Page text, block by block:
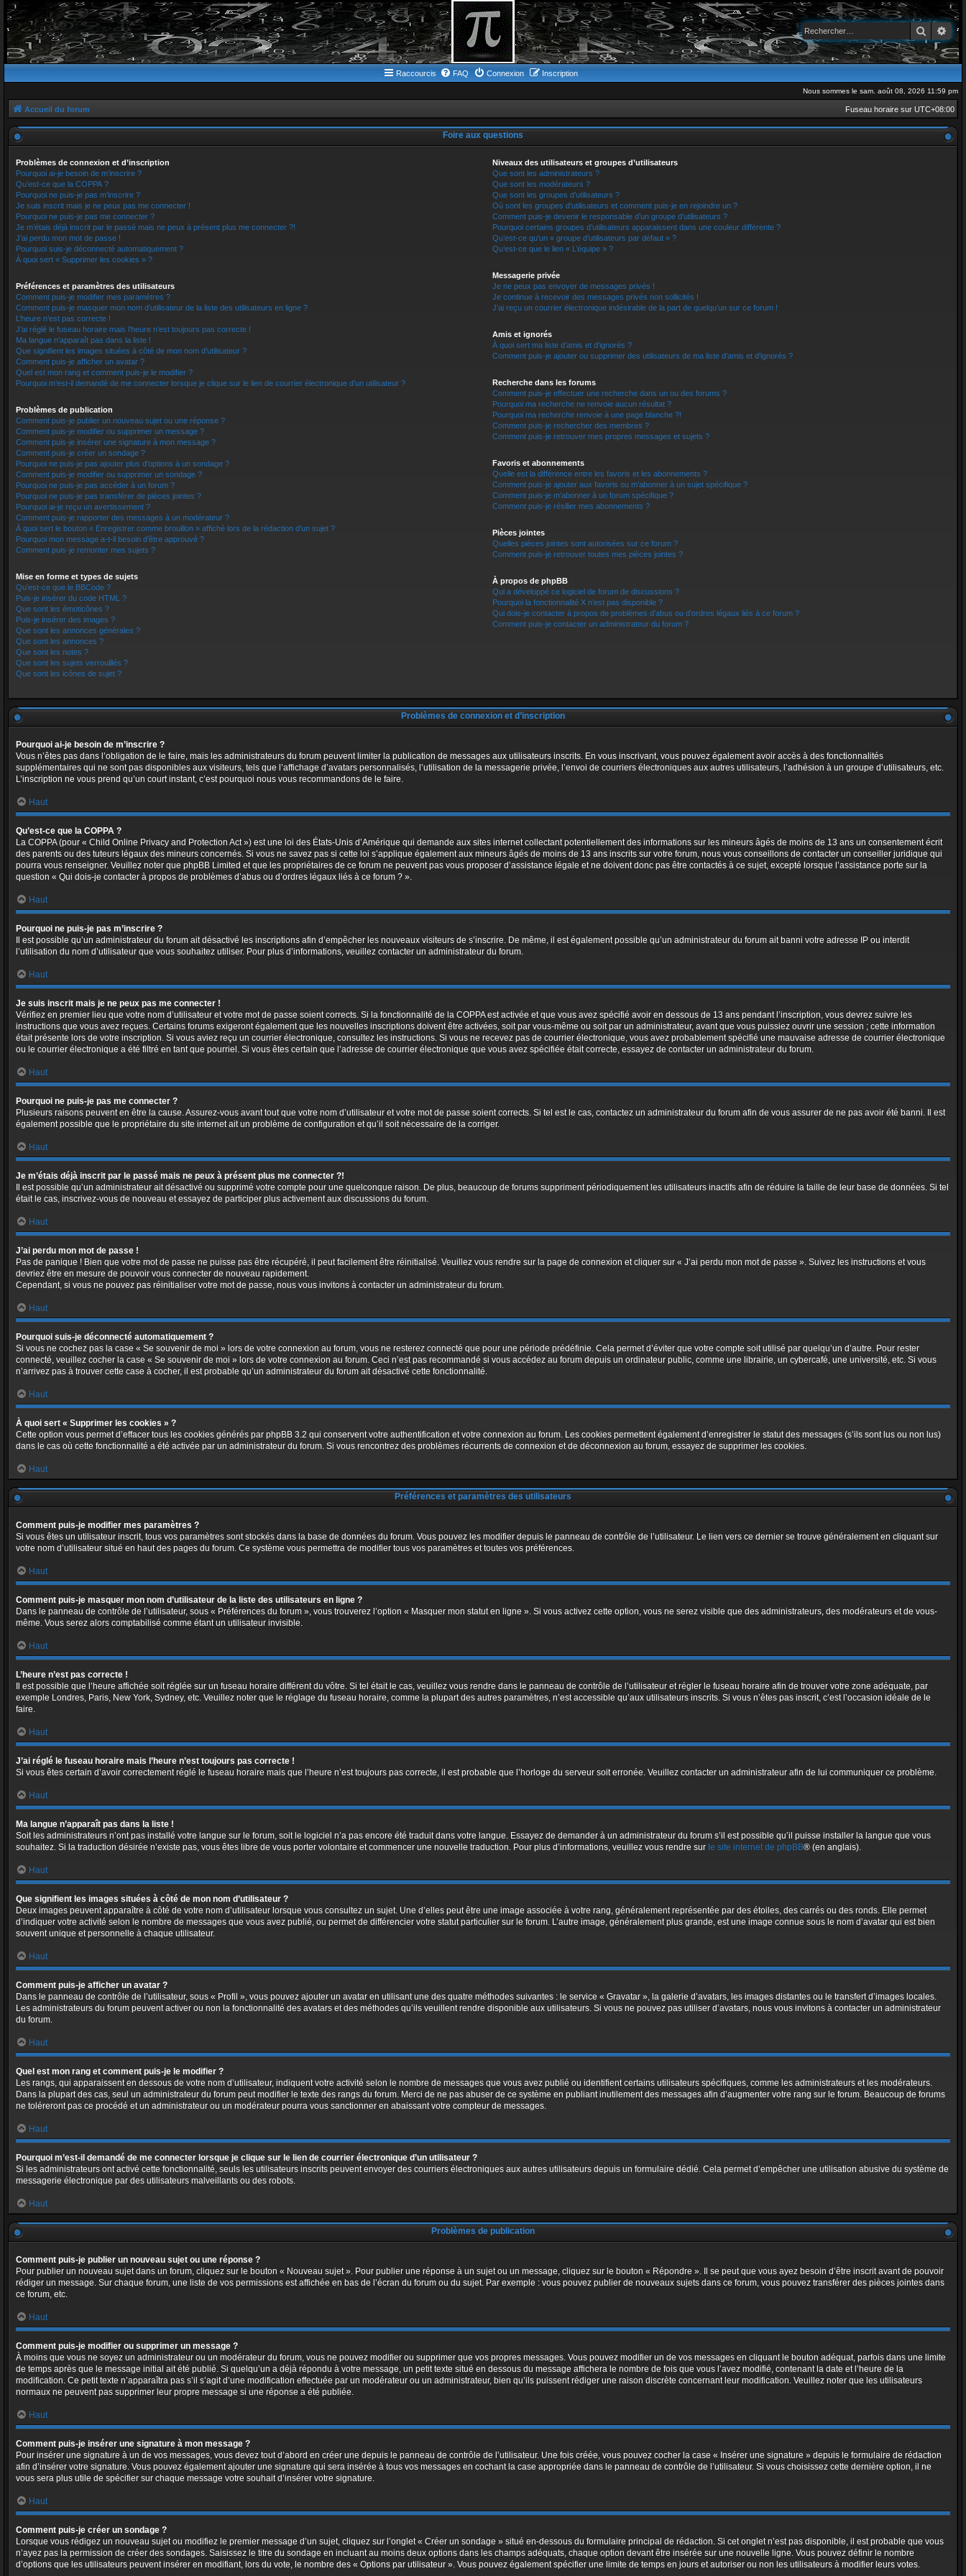
Raccourcis FAQ Connexion Inscription
Nous sommes le sam. août 08, 2026 11:59 pm
Accueil du forum Fuseau horaire sur UTC+08:00
Foire aux questions
Problèmes de connexion et d’inscription
Pourquoi ai-je besoin de m’inscrire ?
Qu’est-ce que la COPPA ?
Pourquoi ne puis-je pas m’inscrire ?
Je suis inscrit mais je ne peux pas me connecter !
Pourquoi ne puis-je pas me connecter ?
Je m’étais déjà inscrit par le passé mais ne peux à présent plus me connecter ?!
J’ai perdu mon mot de passe !
Pourquoi suis-je déconnecté automatiquement ?
À quoi sert « Supprimer les cookies » ?
Préférences et paramètres des utilisateurs
Comment puis-je modifier mes paramètres ?
Comment puis-je masquer mon nom d’utilisateur de la liste des utilisateurs en ligne ?
L’heure n’est pas correcte !
J’ai réglé le fuseau horaire mais l’heure n’est toujours pas correcte !
Ma langue n’apparaît pas dans la liste !
Que signifient les images situées à côté de mon nom d’utilisateur ?
Comment puis-je afficher un avatar ?
Quel est mon rang et comment puis-je le modifier ?
Pourquoi m’est-il demandé de me connecter lorsque je clique sur le lien de courrier électronique d’un utilisateur ?
Problèmes de publication
Comment puis-je publier un nouveau sujet ou une réponse ?
Comment puis-je modifier ou supprimer un message ?
Comment puis-je insérer une signature à mon message ?
Comment puis-je créer un sondage ?
Pourquoi ne puis-je pas ajouter plus d’options à un sondage ?
Comment puis-je modifier ou supprimer un sondage ?
Pourquoi ne puis-je pas accéder à un forum ?
Pourquoi ne puis-je pas transférer de pièces jointes ?
Pourquoi ai-je reçu un avertissement ?
Comment puis-je rapporter des messages à un modérateur ?
À quoi sert le bouton « Enregistrer comme brouillon » affiché lors de la rédaction d’un sujet ?
Pourquoi mon message a-t-il besoin d’être approuvé ?
Comment puis-je remonter mes sujets ?
Mise en forme et types de sujets
Qu’est-ce que le BBCode ?
Puis-je insérer du code HTML ?
Que sont les émoticônes ?
Puis-je insérer des images ?
Que sont les annonces générales ?
Que sont les annonces ?
Que sont les notes ?
Que sont les sujets verrouillés ?
Que sont les icônes de sujet ?
Niveaux des utilisateurs et groupes d’utilisateurs
Que sont les administrateurs ?
Que sont les modérateurs ?
Que sont les groupes d’utilisateurs ?
Où sont les groupes d’utilisateurs et comment puis-je en rejoindre un ?
Comment puis-je devenir le responsable d’un groupe d’utilisateurs ?
Pourquoi certains groupes d’utilisateurs apparaissent dans une couleur différente ?
Qu’est-ce qu’un « groupe d’utilisateurs par défaut » ?
Qu’est-ce que le lien « L’équipe » ?
Messagerie privée
Je ne peux pas envoyer de messages privés !
Je continue à recevoir des messages privés non sollicités !
J’ai reçu un courrier électronique indésirable de la part de quelqu’un sur ce forum !
Amis et ignorés
À quoi sert ma liste d’amis et d’ignorés ?
Comment puis-je ajouter ou supprimer des utilisateurs de ma liste d’amis et d’ignorés ?
Recherche dans les forums
Comment puis-je effectuer une recherche dans un ou des forums ?
Pourquoi ma recherche ne renvoie aucun résultat ?
Pourquoi ma recherche renvoie à une page blanche ?!
Comment puis-je rechercher des membres ?
Comment puis-je retrouver mes propres messages et sujets ?
Favoris et abonnements
Quelle est la différence entre les favoris et les abonnements ?
Comment puis-je ajouter aux favoris ou m’abonner à un sujet spécifique ?
Comment puis-je m’abonner à un forum spécifique ?
Comment puis-je résilier mes abonnements ?
Pièces jointes
Quelles pièces jointes sont autorisées sur ce forum ?
Comment puis-je retrouver toutes mes pièces jointes ?
À propos de phpBB
Qui a développé ce logiciel de forum de discussions ?
Pourquoi la fonctionnalité X n’est pas disponible ?
Qui dois-je contacter à propos de problèmes d’abus ou d’ordres légaux liés à ce forum ?
Comment puis-je contacter un administrateur du forum ?
Problèmes de connexion et d’inscription
Pourquoi ai-je besoin de m’inscrire ?
Vous n’êtes pas dans l’obligation de le faire, mais les administrateurs du forum peuvent limiter la publication de messages aux utilisateurs inscrits. En vous inscrivant, vous pouvez également avoir accès à des fonctionnalités
supplémentaires qui ne sont pas disponibles aux visiteurs, tels que l’affichage d’avatars personnalisés, l’utilisation de la messagerie privée, l’envoi de courriers électroniques aux autres utilisateurs, l’adhésion à un groupe d’utilisateurs, etc.
L’inscription ne vous prend qu’un court instant, c’est pourquoi nous vous recommandons de le faire.
Haut
Qu’est-ce que la COPPA ?
La COPPA (pour « Child Online Privacy and Protection Act ») est une loi des États-Unis d’Amérique qui demande aux sites internet collectant potentiellement des informations sur les mineurs âgés de moins de 13 ans un consentement écrit
des parents ou des tuteurs légaux des mineurs concernés. Si vous ne savez pas si cette loi s’applique également aux mineurs âgés de moins de 13 ans inscrits sur votre forum, nous vous conseillons de contacter un conseiller juridique qui
pourra vous renseigner. Veuillez noter que phpBB Limited et que les propriétaires de ce forum ne peuvent pas vous proposer d’assistance légale et ne doivent donc pas être contactés à ce sujet, excepté lorsque l’assistance porte sur la
question « Qui dois-je contacter à propos de problèmes d’abus ou d’ordres légaux liés à ce forum ? ».
Haut
Pourquoi ne puis-je pas m’inscrire ?
Il est possible qu’un administrateur du forum ait désactivé les inscriptions afin d’empêcher les nouveaux visiteurs de s’inscrire. De même, il est également possible qu’un administrateur du forum ait banni votre adresse IP ou interdit
l’utilisation du nom d’utilisateur que vous souhaitez utiliser. Pour plus d’informations, veuillez contacter un administrateur du forum.
Haut
Je suis inscrit mais je ne peux pas me connecter !
Vérifiez en premier lieu que votre nom d’utilisateur et votre mot de passe soient corrects. Si la fonctionnalité de la COPPA est activée et que vous avez spécifié avoir en dessous de 13 ans pendant l’inscription, vous devrez suivre les
instructions que vous avez reçues. Certains forums exigeront également que les nouvelles inscriptions doivent être activées, soit par vous-même ou soit par un administrateur, avant que vous puissiez ouvrir une session ; cette information
était présente lors de votre inscription. Si vous aviez reçu un courrier électronique, consultez les instructions. Si vous ne recevez pas de courrier électronique, vous avez probablement spécifié une mauvaise adresse de courrier électronique
ou le courrier électronique a été filtré en tant que pourriel. Si vous êtes certain que l’adresse de courrier électronique que vous avez spécifiée était correcte, essayez de contacter un administrateur du forum.
Haut
Pourquoi ne puis-je pas me connecter ?
Plusieurs raisons peuvent en être la cause. Assurez-vous avant tout que votre nom d’utilisateur et votre mot de passe soient corrects. Si tel est le cas, contactez un administrateur du forum afin de vous assurer de ne pas avoir été banni. Il est
également possible que le propriétaire du site internet ait un problème de configuration et qu’il soit nécessaire de la corriger.
Haut
Je m’étais déjà inscrit par le passé mais ne peux à présent plus me connecter ?!
Il est possible qu’un administrateur ait désactivé ou supprimé votre compte pour une quelconque raison. De plus, beaucoup de forums suppriment périodiquement les utilisateurs inactifs afin de réduire la taille de leur base de données. Si tel
était le cas, inscrivez-vous de nouveau et essayez de participer plus activement aux discussions du forum.
Haut
J’ai perdu mon mot de passe !
Pas de panique ! Bien que votre mot de passe ne puisse pas être récupéré, il peut facilement être réinitialisé. Veuillez vous rendre sur la page de connexion et cliquer sur « J’ai perdu mon mot de passe ». Suivez les instructions et vous
devriez être en mesure de pouvoir vous connecter de nouveau rapidement.
Cependant, si vous ne pouvez pas réinitialiser votre mot de passe, nous vous invitons à contacter un administrateur du forum.
Haut
Pourquoi suis-je déconnecté automatiquement ?
Si vous ne cochez pas la case « Se souvenir de moi » lors de votre connexion au forum, vous ne resterez connecté que pour une période prédéfinie. Cela permet d’éviter que votre compte soit utilisé par quelqu’un d’autre. Pour rester
connecté, veuillez cocher la case « Se souvenir de moi » lors de votre connexion au forum. Ceci n’est pas recommandé si vous accédez au forum depuis un ordinateur public, comme une librairie, un cybercafé, une université, etc. Si vous
n’arrivez pas à trouver cette case à cocher, il est probable qu’un administrateur du forum ait désactivé cette fonctionnalité.
Haut
À quoi sert « Supprimer les cookies » ?
Cette option vous permet d’effacer tous les cookies générés par phpBB 3.2 qui conservent votre authentification et votre connexion au forum. Les cookies permettent également d’enregistrer le statut des messages (s’ils sont lus ou non lus)
dans le cas où cette fonctionnalité a été activée par un administrateur du forum. Si vous rencontrez des problèmes récurrents de connexion et de déconnexion au forum, essayez de supprimer les cookies.
Haut
Préférences et paramètres des utilisateurs
Comment puis-je modifier mes paramètres ?
Si vous êtes un utilisateur inscrit, tous vos paramètres sont stockés dans la base de données du forum. Vous pouvez les modifier depuis le panneau de contrôle de l’utilisateur. Le lien vers ce dernier se trouve généralement en cliquant sur
votre nom d’utilisateur situé en haut des pages du forum. Ce système vous permettra de modifier tous vos paramètres et toutes vos préférences.
Haut
Comment puis-je masquer mon nom d’utilisateur de la liste des utilisateurs en ligne ?
Dans le panneau de contrôle de l’utilisateur, sous « Préférences du forum », vous trouverez l’option « Masquer mon statut en ligne ». Si vous activez cette option, vous ne serez visible que des administrateurs, des modérateurs et de vous-
même. Vous serez alors comptabilisé comme étant un utilisateur invisible.
Haut
L’heure n’est pas correcte !
Il est possible que l’heure affichée soit réglée sur un fuseau horaire différent du vôtre. Si tel était le cas, veuillez vous rendre dans le panneau de contrôle de l’utilisateur et régler le fuseau horaire afin de trouver votre zone adéquate, par
exemple Londres, Paris, New York, Sydney, etc. Veuillez noter que le réglage du fuseau horaire, comme la plupart des autres paramètres, n’est accessible qu’aux utilisateurs inscrits. Si vous n’êtes pas inscrit, c’est l’occasion idéale de le
faire.
Haut
J’ai réglé le fuseau horaire mais l’heure n’est toujours pas correcte !
Si vous êtes certain d’avoir correctement réglé le fuseau horaire mais que l’heure n’est toujours pas correcte, il est probable que l’horloge du serveur soit erronée. Veuillez contacter un administrateur afin de lui communiquer ce problème.
Haut
Ma langue n’apparaît pas dans la liste !
Soit les administrateurs n’ont pas installé votre langue sur le forum, soit le logiciel n’a pas encore été traduit dans votre langue. Essayez de demander à un administrateur du forum s’il est possible qu’il puisse installer la langue que vous
souhaitez. Si la traduction désirée n’existe pas, vous êtes libre de vous porter volontaire et commencer une nouvelle traduction. Pour plus d’informations, veuillez vous rendre sur le site internet de phpBB® (en anglais).
Haut
Que signifient les images situées à côté de mon nom d’utilisateur ?
Deux images peuvent apparaître à côté de votre nom d’utilisateur lorsque vous consultez un sujet. Une d’elles peut être une image associée à votre rang, généralement représentée par des étoiles, des carrés ou des ronds. Elle permet
d’indiquer votre activité selon le nombre de messages que vous avez publié, ou permet de différencier votre statut particulier sur le forum. L’autre image, généralement plus grande, est une image connue sous le nom d’avatar qui est bien
souvent unique et personnelle à chaque utilisateur.
Haut
Comment puis-je afficher un avatar ?
Dans le panneau de contrôle de l’utilisateur, sous « Profil », vous pouvez ajouter un avatar en utilisant une des quatre méthodes suivantes : le service « Gravatar », la galerie d’avatars, les images distantes ou le transfert d’images locales.
Les administrateurs du forum peuvent activer ou non la fonctionnalité des avatars et des méthodes qu’ils veuillent rendre disponible aux utilisateurs. Si vous ne pouvez pas utiliser d’avatars, nous vous invitons à contacter un administrateur
du forum.
Haut
Quel est mon rang et comment puis-je le modifier ?
Les rangs, qui apparaissent en dessous de votre nom d’utilisateur, indiquent votre activité selon le nombre de messages que vous avez publié ou identifient certains utilisateurs spécifiques, comme les administrateurs et les modérateurs.
Dans la plupart des cas, seul un administrateur du forum peut modifier le texte des rangs du forum. Merci de ne pas abuser de ce système en publiant inutilement des messages afin d’augmenter votre rang sur le forum. Beaucoup de forums
ne toléreront pas ce procédé et un administrateur ou un modérateur pourra vous sanctionner en abaissant votre compteur de messages.
Haut
Pourquoi m’est-il demandé de me connecter lorsque je clique sur le lien de courrier électronique d’un utilisateur ?
Si les administrateurs ont activé cette fonctionnalité, seuls les utilisateurs inscrits peuvent envoyer des courriers électroniques aux autres utilisateurs depuis un formulaire dédié. Cela permet d’empêcher une utilisation abusive du système de
messagerie électronique par des utilisateurs malveillants ou des robots.
Haut
Problèmes de publication
Comment puis-je publier un nouveau sujet ou une réponse ?
Pour publier un nouveau sujet dans un forum, cliquez sur le bouton « Nouveau sujet ». Pour publier une réponse à un sujet ou un message, cliquez sur le bouton « Répondre ». Il se peut que vous ayez besoin d’être inscrit avant de pouvoir
rédiger un message. Sur chaque forum, une liste de vos permissions est affichée en bas de l’écran du forum ou du sujet. Par exemple : vous pouvez publier de nouveaux sujets dans ce forum, vous pouvez transférer des pièces jointes dans
ce forum, etc.
Haut
Comment puis-je modifier ou supprimer un message ?
À moins que vous ne soyez un administrateur ou un modérateur du forum, vous ne pouvez modifier ou supprimer que vos propres messages. Vous pouvez modifier un de vos messages en cliquant le bouton adéquat, parfois dans une limite
de temps après que le message initial ait été publié. Si quelqu’un a déjà répondu à votre message, un petit texte situé en dessous du message affichera le nombre de fois que vous l’avez modifié, contenant la date et l’heure de la
modification. Ce petit texte n’apparaîtra pas s’il s’agit d’une modification effectuée par un modérateur ou un administrateur, bien qu’ils puissent rédiger une raison discrète concernant leur modification. Veuillez noter que les utilisateurs
normaux ne peuvent pas supprimer leur propre message si une réponse a été publiée.
Haut
Comment puis-je insérer une signature à mon message ?
Pour insérer une signature à un de vos messages, vous devez tout d’abord en créer une depuis le panneau de contrôle de l’utilisateur. Une fois créée, vous pouvez cocher la case « Insérer une signature » depuis le formulaire de rédaction
afin d’insérer votre signature. Vous pouvez également ajouter une signature qui sera insérée à tous vos messages en cochant la case appropriée dans le panneau de contrôle de l’utilisateur. Si vous choisissez cette dernière option, il ne
vous sera plus utile de spécifier sur chaque message votre souhait d’insérer votre signature.
Haut
Comment puis-je créer un sondage ?
Lorsque vous rédigez un nouveau sujet ou modifiez le premier message d’un sujet, cliquez sur l’onglet « Créer un sondage » situé en-dessous du formulaire principal de rédaction. Si cet onglet n’est pas disponible, il est probable que vous
n’ayez pas la permission de créer des sondages. Saisissez le titre du sondage en incluant au moins deux options dans les champs adéquats, chaque option devant être insérée sur une nouvelle ligne. Vous pouvez définir le nombre
d’options que les utilisateurs peuvent insérer en modifiant, lors du vote, le nombre des « Options par utilisateur ». Vous pouvez également spécifier une limite de temps en jours et autoriser ou non les utilisateurs à modifier leurs votes.